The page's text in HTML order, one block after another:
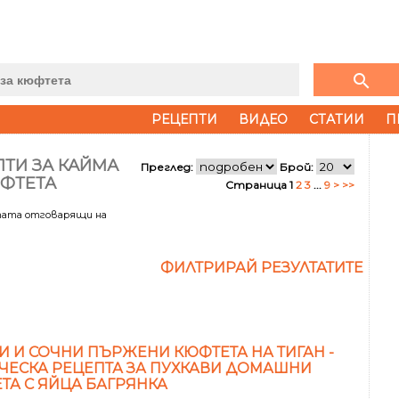
search
РЕЦЕПТИ ВИДЕО СТАТИИ
ЗА КАЙМА
отговарящи на
Преглед:
Брой:
Страница 1 2 3 ... 9 > >>
ФИЛТРИРАЙ РЕЗУЛТАТИТЕ
И СОЧНИ ПЪРЖЕНИ КЮФТЕТА НА ТИГАН -
РЕЦЕПТА ЗА ПУХКАВИ ДОМАШНИ
С ЯЙЦА БАГРЯНКА